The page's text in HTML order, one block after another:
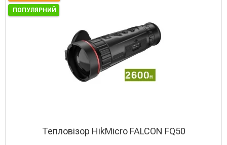
ПОПУЛЯРНИЙ
Тепловізор HikMicro FALCON FQ50